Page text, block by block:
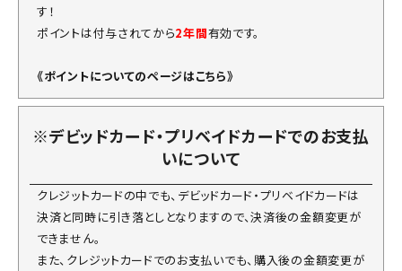
す！
ポイントは付与されてから2年間有効です。
《ポイントについてのページはこちら》
※デビッドカード・プリベイドカードでのお支払
いについて
クレジットカードの中でも、デビッドカード・プリベイドカードは
決済と同時に引き落としとなりますので、決済後の金額変更が
できません。
また、クレジットカードでのお支払いでも、購入後の金額変更が